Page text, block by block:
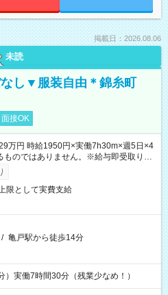
掲載日：2026.08.06
未読
し▼服装自由＊錦糸町
接OK
万円 時給1950円×実働7h30m×週5日×4
のではありません。※給与即受取りサ
有）
限として実費支給
/ 亀戸駅から徒歩14分
実働7時間30分（残業少なめ！）